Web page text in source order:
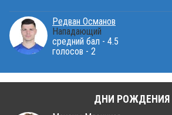
Редван Османов
Нападающий
средний бал - 4.5
голосов - 2
ДНИ РОЖДЕНИЯ